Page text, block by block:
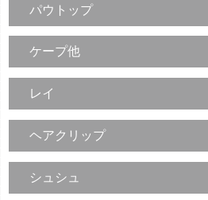
パウトップ
ケープ他
レイ
ヘアクリップ
シュシュ